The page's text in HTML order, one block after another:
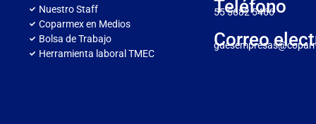
Nuestro Staff
Coparmex en Medios
Bolsa de Trabajo
Herramienta laboral TMEC
Teléfono
55 5682 5466
Correo